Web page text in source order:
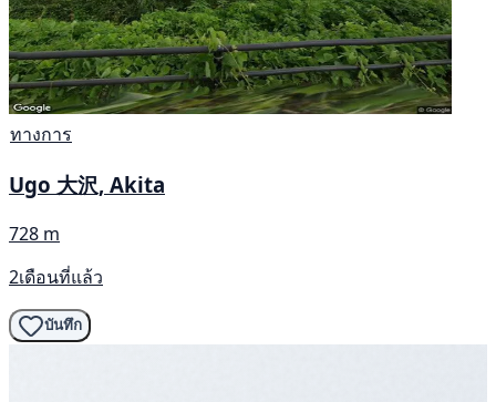
ทางการ
Ugo 大沢, Akita
728 m
2เดือนที่แล้ว
บันทึก